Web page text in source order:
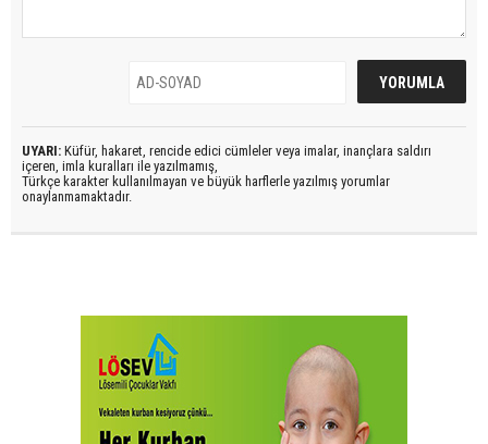
UYARI: Küfür, hakaret, rencide edici cümleler veya imalar, inançlara saldırı
içeren, imla kuralları ile yazılmamış,
Türkçe karakter kullanılmayan ve büyük harflerle yazılmış yorumlar
onaylanmamaktadır.